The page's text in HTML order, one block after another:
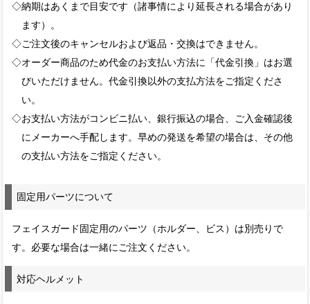
◇納期はあくまで目安です（諸事情により延長される場合があり
ます）。
◇ご注文後のキャンセルおよび返品・交換はできません。
◇オーダー商品のため代金のお支払い方法に「代金引換」はお選
びいただけません。代金引換以外の支払方法をご指定くださ
い。
◇お支払い方法がコンビニ払い、銀行振込の場合、ご入金確認後
にメーカーへ手配します。早めの発送を希望の場合は、その他
の支払い方法をご指定ください。
固定用パーツについて
フェイスガード固定用のパーツ（ホルダー、ビス）は別売りで
す。必要な場合は一緒にご注文ください。
対応ヘルメット